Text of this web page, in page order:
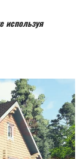
используя